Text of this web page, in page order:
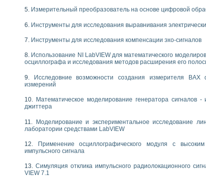
теории коммутации
течения в расширяющемся канале
интерфейсов обмена по протоколам RS232 и GPIB / имитатор
адиабатического расширения газов
результатов измерительного экспримента
Назначение. Состав. Возможности
INSTRUMENTS для создания систем автоматизированного
и корреляционный анализ"
принципа действия универсального цифрового вольтметра
для изучения технологии выращивания полупроводниковых
для исследования АЧХ и ФЧХ активных фильтров
Измерительный преобразователь на основе цифровой
Инструменты для исследования выравнивания
Инструменты для исследования компенсации эхо-сигналов
Использование NI LabVIEW для математического
осциллографа и исследования методов расширения его
Исследовние возможности создания измерителя ВАХ
измерений
Математическое моделирование генератора сигналов
джиттера
Моделирование и экспериментальное исследование
лаборатории средствами LabVIEW
Применение осциллографического модуля с
импульсного сигнала
Симуляция отклика импульсного радиолокационного
VIEW 7.1